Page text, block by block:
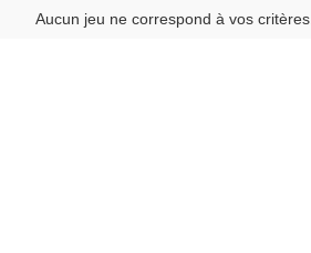
Aucun jeu ne correspond à vos critères.